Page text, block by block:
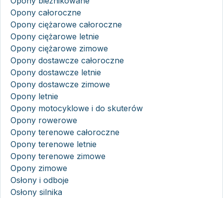
Opony całoroczne
Opony ciężarowe całoroczne
Opony ciężarowe letnie
Opony ciężarowe zimowe
Opony dostawcze całoroczne
Opony dostawcze letnie
Opony dostawcze zimowe
Opony letnie
Opony motocyklowe i do skuterów
Opony rowerowe
Opony terenowe całoroczne
Opony terenowe letnie
Opony terenowe zimowe
Opony zimowe
Osłony i odboje
Osłony silnika